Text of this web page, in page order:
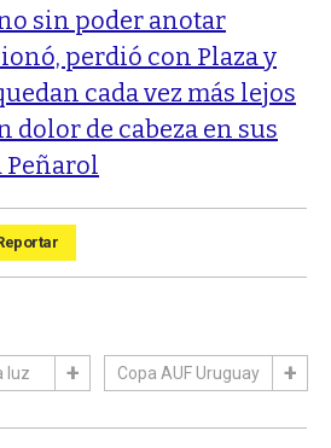
sin poder anotar
perdió con Plaza y
cada vez más lejos
dolor de cabeza en sus
Peñarol
luz Copa AUF Uruguay